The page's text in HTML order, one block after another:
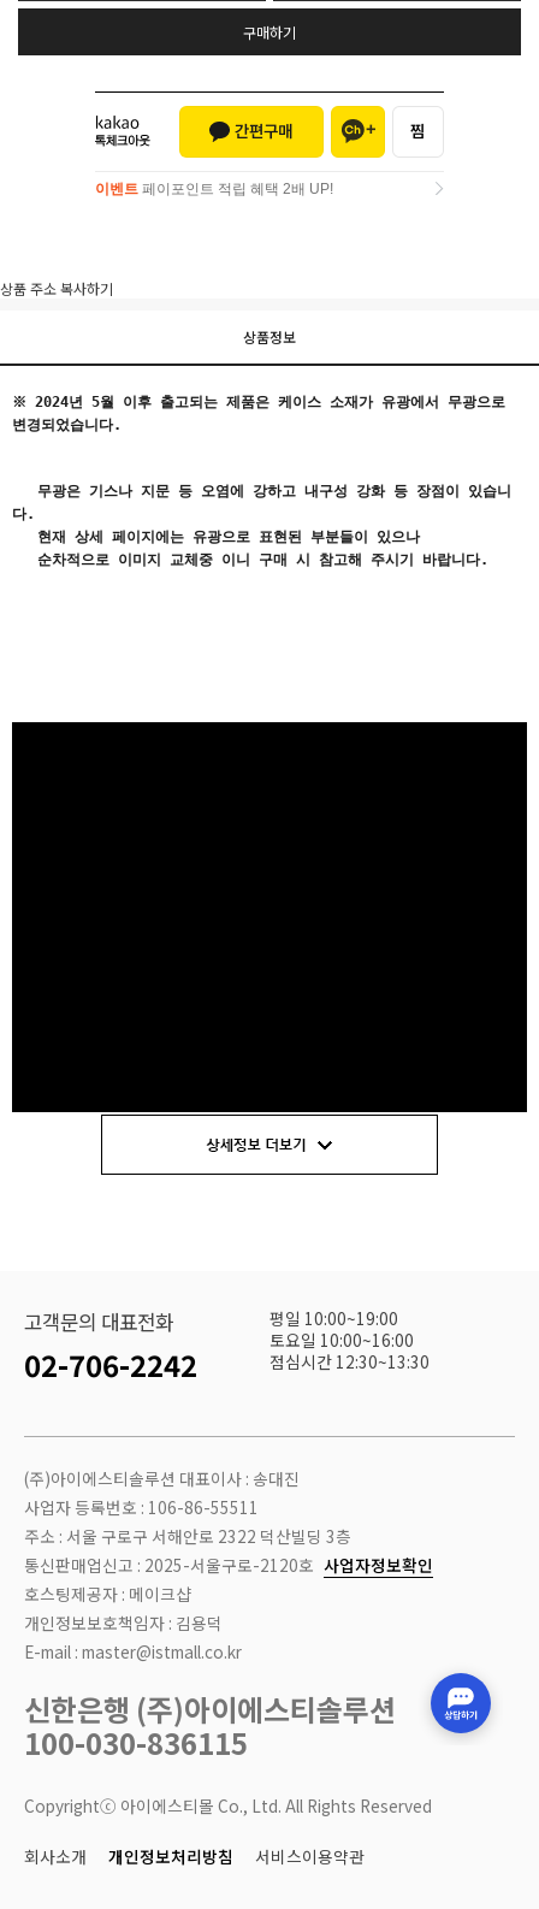
구매하기
이벤트 페이포인트 적립 혜택 2배 UP!
상품 주소 복사하기
상품정보
※ 2024년 5월 이후 출고되는 제품은 케이스 소재가 유광에서
무광으로
변경되었습니다.
무광은 기스나 지문 등 오염에 강하고 내구성 강화 등 장점이 있습니
다.
현재 상세 페이지에는 유광으로 표현된 부분들이 있으나
순차적으로 이미지 교체중 이니 구매 시 참고해 주시기 바랍니다.
PC에서 사용할 수 있습니다.
진행 상황에 따라 분해 비용 및 공임비가 발생할 수 있습니다.)
※ 내부 기판에 대하여최대 3년간 무상 A/S를 지원해드립니다.
※현재 판매중인 모델은 턴테이블의 감도개선을 위해 턴테이블에 엔코더가 장착되어 출
고중에 있으며, 턴테이블의 LED가 작동하지 않는 점 안내드립니다.
고객문의 대표전화
02-706-2242
평일 10:00~19:00
토요일 10:00~16:00
점심시간 12:30~13:30
(주)아이에스티솔루션 대표이사 : 송대진
사업자 등록번호 : 106-86-55511
주소 : 서울 구로구 서해안로 2322 덕산빌딩 3층
통신판매업신고 : 2025-서울구로-2120호 사업자정보확인
호스팅제공자 : 메이크샵
개인정보보호책임자 : 김용덕
E-mail : master@istmall.co.kr
신한은행 (주)아이에스티솔루션
100-030-836115
Copyrightⓒ 아이에스티몰 Co., Ltd. All Rights Reserved
회사소개 개인정보처리방침 서비스이용약관